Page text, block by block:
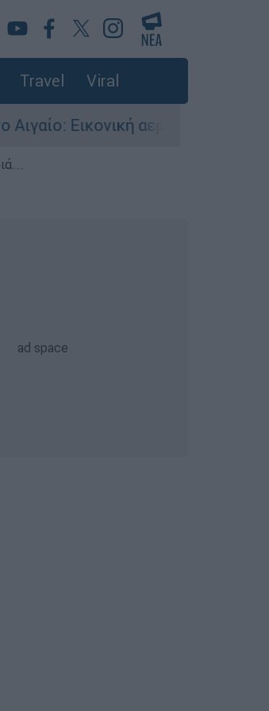
Travel Viral
αερομαχία ανάμεσα σε